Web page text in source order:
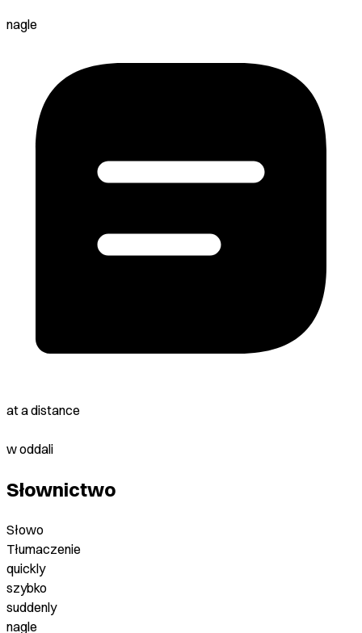
nagle
at a distance
w oddali
Słownictwo
Słowo
Tłumaczenie
quickly
szybko
suddenly
nagle